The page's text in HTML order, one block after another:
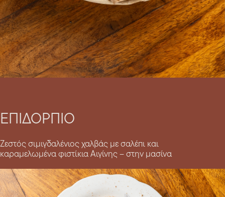
ΕΠΙΔΟΡΠΙΟ
Ζεστός σιμιγδαλένιος χαλβάς με σαλέπι και
καραμελωμένα φιστίκια Αιγίνης – στην μασίνα